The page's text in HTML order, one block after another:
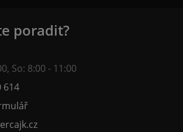
poradit?
So: 8:00 - 11:00
614